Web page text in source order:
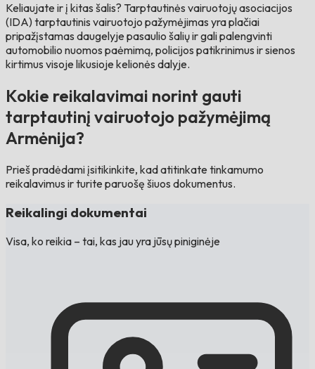
Keliaujate ir į kitas šalis? Tarptautinės vairuotojų asociacijos
(IDA) tarptautinis vairuotojo pažymėjimas yra plačiai
pripažįstamas daugelyje pasaulio šalių ir gali palengvinti
automobilio nuomos paėmimą, policijos patikrinimus ir sienos
kirtimus visoje likusioje kelionės dalyje.
Kokie reikalavimai norint gauti
tarptautinį vairuotojo pažymėjimą
Armėnija?
Prieš pradėdami įsitikinkite, kad atitinkate tinkamumo
reikalavimus ir turite paruošę šiuos dokumentus.
Reikalingi dokumentai
Visa, ko reikia – tai, kas jau yra jūsų piniginėje